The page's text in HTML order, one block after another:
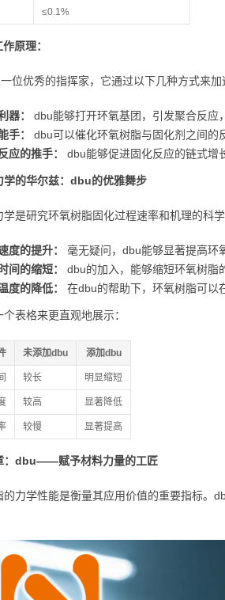
≤0.1%
原理：
位优秀的指挥家，它通过以下几种方式来加
器：
dbu能够打开环氧基团，引发聚合反应
手：
dbu可以催化环氧树脂与固化剂之间的
应的推手：
dbu能够促进固化反应的链式增
学的华尔兹：dbu的优雅舞步
学是研究环氧树脂固化过程速率和机理的科
度的提升：
毫无疑问，dbu能够显著提高环
间的缩短：
dbu的加入，能够缩短环氧树脂
度的降低：
在dbu的帮助下，环氧树脂可以
表格来更直观地展示：
未添加dbu 添加dbu
较长 明显缩短
较高 显著降低
较慢 显著提高
：dbu——赋予材料力量的工匠
的力学性能是衡量其应用价值的重要指标。